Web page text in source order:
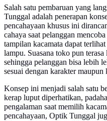
Salah satu pembaruan yang
Tunggal adalah penerapan
pencahayaan khusus ini
cahaya saat pelanggan
tampilan kacamata dapat
lampu. Suasana toko pun
sehingga pelanggan bisa lebih
sesuai dengan karakter maupun
Konsep ini menjadi salah satu
kerap luput diperhatikan,
pengalaman saat memilih
pencahayaan, Optik Tunggal